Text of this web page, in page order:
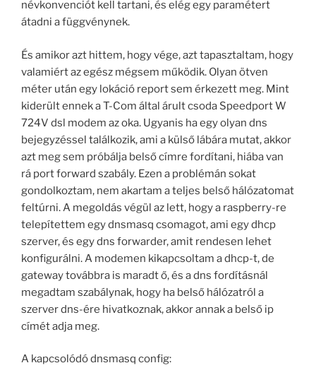
névkonvenciót kell tartani, és elég egy paramétert
átadni a függvénynek.
És amikor azt hittem, hogy vége, azt tapasztaltam, hogy
valamiért az egész mégsem működik. Olyan ötven
méter után egy lokáció report sem érkezett meg. Mint
kiderült ennek a T-Com által árult csoda Speedport W
724V dsl modem az oka. Ugyanis ha egy olyan dns
bejegyzéssel találkozik, ami a külső lábára mutat, akkor
azt meg sem próbálja belső címre fordítani, hiába van
rá port forward szabály. Ezen a problémán sokat
gondolkoztam, nem akartam a teljes belső hálózatomat
feltúrni. A megoldás végül az lett, hogy a raspberry-re
telepítettem egy dnsmasq csomagot, ami egy dhcp
szerver, és egy dns forwarder, amit rendesen lehet
konfigurálni. A modemen kikapcsoltam a dhcp-t, de
gateway továbbra is maradt ő, és a dns fordításnál
megadtam szabálynak, hogy ha belső hálózatról a
szerver dns-ére hivatkoznak, akkor annak a belső ip
címét adja meg.
A kapcsolódó dnsmasq config: